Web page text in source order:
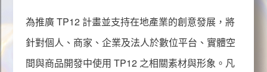
音樂創作
為推廣TP12計畫並支持在地產業的創意發展，將
針對個人、商家、企業及法人於數位平台、實體空
間與商品開發中使用 TP12之相關素材與形象。凡